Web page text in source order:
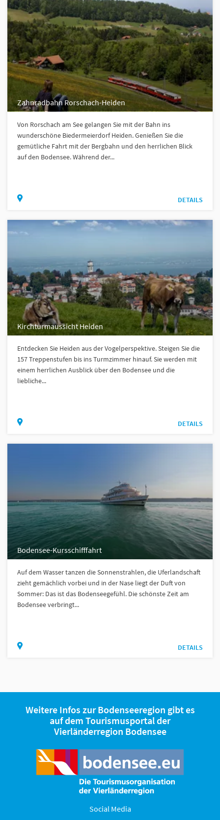
Zahnradbahn Rorschach-Heiden
Von Rorschach am See gelangen Sie mit der Bahn ins
wunderschöne Biedermeierdorf Heiden. Genießen Sie die
gemütliche Fahrt mit der Bergbahn und den herrlichen Blick
auf den Bodensee. Während der...
DETAILS
Kirchturmaussicht Heiden
Entdecken Sie Heiden aus der Vogelperspektive. Steigen Sie die
157 Treppenstufen bis ins Turmzimmer hinauf. Sie werden mit
einem herrlichen Ausblick über den Bodensee und die
liebliche...
DETAILS
Bodensee-Kursschifffahrt
Auf dem Wasser tanzen die Sonnenstrahlen, die Uferlandschaft
zieht gemächlich vorbei und in der Nase liegt der Duft von
Sommer: Das ist das Bodenseegefühl. Die schönste Zeit am
Bodensee verbringt...
DETAILS
Weitere Infos zur Bodenseeregion gibt es
auf dem Tourismusportal der
Vierländerregion Bodensee
Social Media